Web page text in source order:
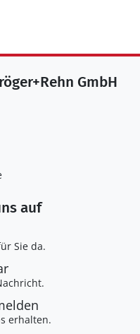
GmbH
auf
Sie da.
erhalten.